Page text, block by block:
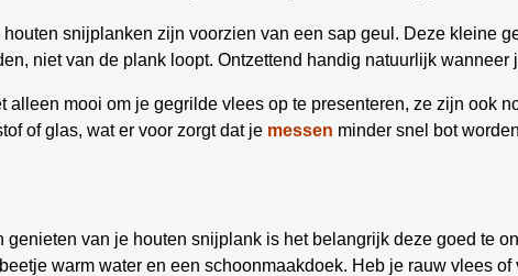
snijplanken zijn voorzien van een sap geul. Deze kleine
niet van de plank loopt. Ontzettend handig natuurlijk
alleen mooi om je gegrilde vlees op te presenteren, ze zijn ook
of glas, wat er voor zorgt dat je messen minder snel bot
genieten van je houten snijplank is het belangrijk deze goed te
warm water en een schoonmaakdoek. Heb je rauw vlees